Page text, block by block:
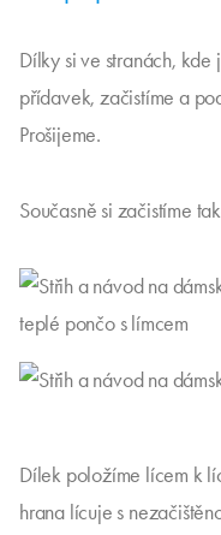
Dílky si ve stranách, kde
přídavek, začistíme a
Prošijeme.
Současně si začistíme
Dílek položíme lícem k
hrana lícuje s